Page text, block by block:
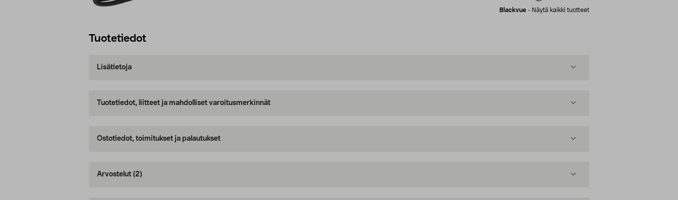
Blackvue - Näytä kaikki tuotteet
Tuotetiedot
Lisätietoja
Tuotetiedot, liitteet ja mahdolliset varoitusmerkinnät
Ostotiedot, toimitukset ja palautukset
Arvostelut (2)